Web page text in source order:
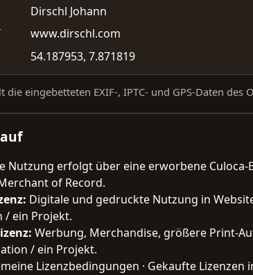
Dirschl Johann
www.dirschl.com
54.187953, 7.871819
die eingebetteten EXIF-, IPTC- und GPS-Daten des
Nutzung erfolgt über eine erworbene
of Record.
: Digitale und gedruckte Nutzung in
/ ein Projekt.
: Werbung, Merchandise, größere Print-
/ ein Projekt.
Lizenzbedingungen · Gekaufte Lizenzen